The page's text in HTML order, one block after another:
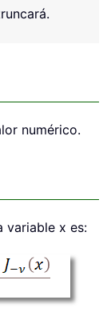
numérico.
variable x es: